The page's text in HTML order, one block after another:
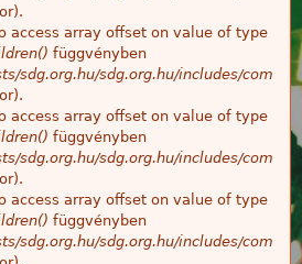
access array offset on value of type
függvényben
sdg.org.hu/sdg.org.hu/includes/com
access array offset on value of type
függvényben
sdg.org.hu/sdg.org.hu/includes/com
access array offset on value of type
függvényben
sdg.org.hu/sdg.org.hu/includes/com